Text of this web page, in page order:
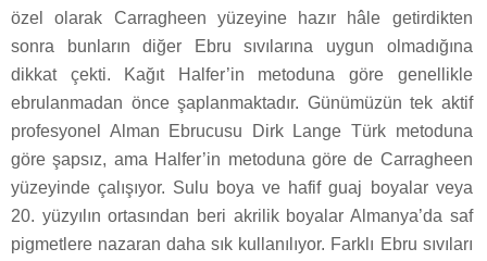
özel olarak Carragheen yüzeyine hazır hâle getirdikten
sonra bunların diğer Ebru sıvılarına uygun olmadığına
dikkat çekti. Kağıt Halfer’in metoduna göre genellikle
ebrulanmadan önce şaplanmaktadır. Günümüzün tek aktif
profesyonel Alman Ebrucusu Dirk Lange Türk metoduna
göre şapsız, ama Halfer’in metoduna göre de Carragheen
yüzeyinde çalışıyor. Sulu boya ve hafif guaj boyalar veya
20. yüzyılın ortasından beri akrilik boyalar Almanya’da saf
pigmetlere nazaran daha sık kullanılıyor. Farklı Ebru sıvıları